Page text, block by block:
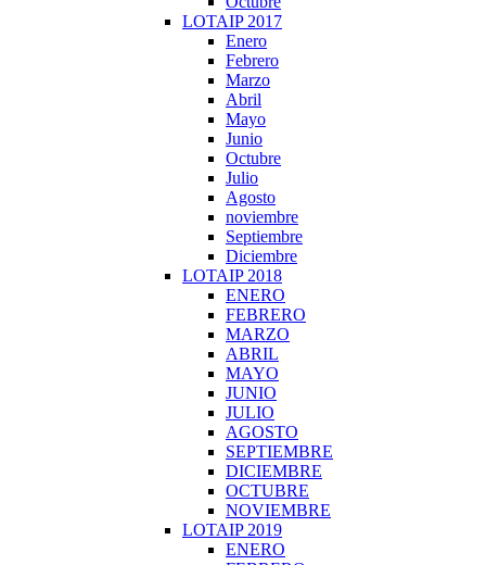
LOTAIP 2017
Enero
Febrero
Marzo
Abril
Mayo
Junio
Octubre
Julio
Agosto
noviembre
Septiembre
Diciembre
LOTAIP 2018
ENERO
FEBRERO
MARZO
ABRIL
MAYO
JUNIO
JULIO
AGOSTO
SEPTIEMBRE
DICIEMBRE
OCTUBRE
NOVIEMBRE
LOTAIP 2019
ENERO